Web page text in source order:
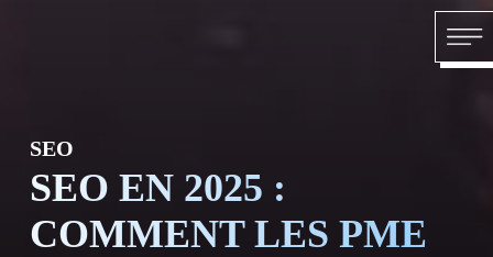
SEO
SEO EN 2025 :
COMMENT LES PME